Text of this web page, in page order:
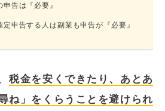
申告は『必要』
定申告する人は副業も申告が『必要』
税金を安くできたり、あとあ
ね」をくらうことを避けられ